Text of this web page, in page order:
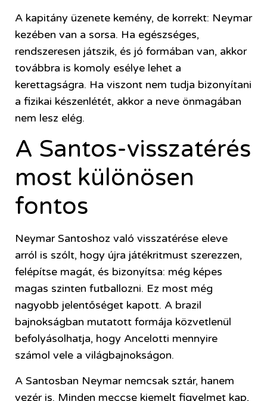
A kapitány üzenete kemény, de korrekt: Neymar
kezében van a sorsa. Ha egészséges,
rendszeresen játszik, és jó formában van, akkor
továbbra is komoly esélye lehet a
kerettagságra. Ha viszont nem tudja bizonyítani
a fizikai készenlétét, akkor a neve önmagában
nem lesz elég.
A Santos-visszatérés
most különösen
fontos
Neymar Santoshoz való visszatérése eleve
arról is szólt, hogy újra játékritmust szerezzen,
felépítse magát, és bizonyítsa: még képes
magas szinten futballozni. Ez most még
nagyobb jelentőséget kapott. A brazil
bajnokságban mutatott formája közvetlenül
befolyásolhatja, hogy Ancelotti mennyire
számol vele a világbajnokságon.
A Santosban Neymar nemcsak sztár, hanem
vezér is. Minden meccse kiemelt figyelmet kap,